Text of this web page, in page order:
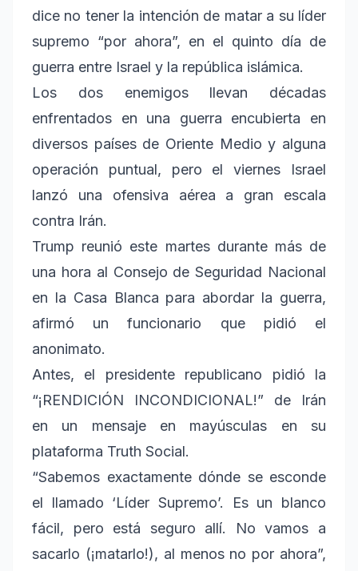
dice no tener la intención de matar a su líder
supremo “por ahora”, en el quinto día de
guerra entre Israel y la república islámica.
Los dos enemigos llevan décadas
enfrentados en una guerra encubierta en
diversos países de Oriente Medio y alguna
operación puntual, pero el viernes Israel
lanzó una ofensiva aérea a gran escala
contra Irán.
Trump reunió este martes durante más de
una hora al Consejo de Seguridad Nacional
en la Casa Blanca para abordar la guerra,
afirmó un funcionario que pidió el
anonimato.
Antes, el presidente republicano pidió la
“¡RENDICIÓN INCONDICIONAL!” de Irán
en un mensaje en mayúsculas en su
plataforma Truth Social.
“Sabemos exactamente dónde se esconde
el llamado ‘Líder Supremo’. Es un blanco
fácil, pero está seguro allí. No vamos a
sacarlo (¡matarlo!), al menos no por ahora”,